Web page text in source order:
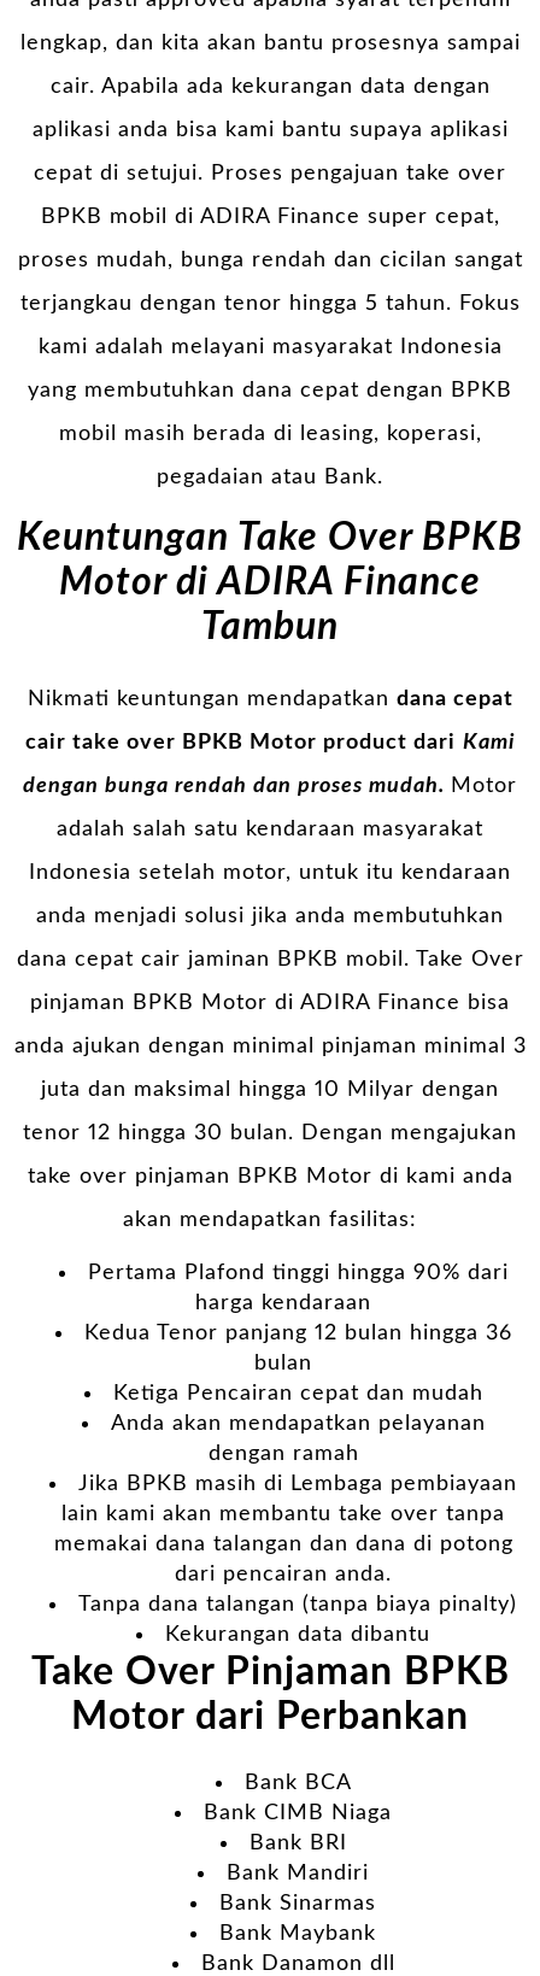
lengkap, dan kita akan bantu prosesnya sampai
cair. Apabila ada kekurangan data dengan
aplikasi anda bisa kami bantu supaya aplikasi
cepat di setujui. Proses pengajuan take over
BPKB mobil di ADIRA Finance super cepat,
proses mudah, bunga rendah dan cicilan sangat
terjangkau dengan tenor hingga 5 tahun. Fokus
kami adalah melayani masyarakat Indonesia
yang membutuhkan dana cepat dengan BPKB
mobil masih berada di leasing, koperasi,
pegadaian atau Bank.
Keuntungan Take Over BPKB
Motor di ADIRA Finance
Tambun
Nikmati keuntungan mendapatkan dana cepat
cair take over BPKB Motor product dari Kami
dengan bunga rendah dan proses mudah. Motor
adalah salah satu kendaraan masyarakat
Indonesia setelah motor, untuk itu kendaraan
anda menjadi solusi jika anda membutuhkan
dana cepat cair jaminan BPKB mobil. Take Over
pinjaman BPKB Motor di ADIRA Finance bisa
anda ajukan dengan minimal pinjaman minimal 3
juta dan maksimal hingga 10 Milyar dengan
tenor 12 hingga 30 bulan. Dengan mengajukan
take over pinjaman BPKB Motor di kami anda
akan mendapatkan fasilitas:
Pertama Plafond tinggi hingga 90% dari
harga kendaraan
Kedua Tenor panjang 12 bulan hingga 36
bulan
Ketiga Pencairan cepat dan mudah
Anda akan mendapatkan pelayanan
dengan ramah
Jika BPKB masih di Lembaga pembiayaan
lain kami akan membantu take over tanpa
memakai dana talangan dan dana di potong
dari pencairan anda.
Tanpa dana talangan (tanpa biaya pinalty)
Kekurangan data dibantu
Take Over Pinjaman BPKB
Motor dari Perbankan
Bank BCA
Bank CIMB Niaga
Bank BRI
Bank Mandiri
Bank Sinarmas
Bank Maybank
Bank Danamon dll